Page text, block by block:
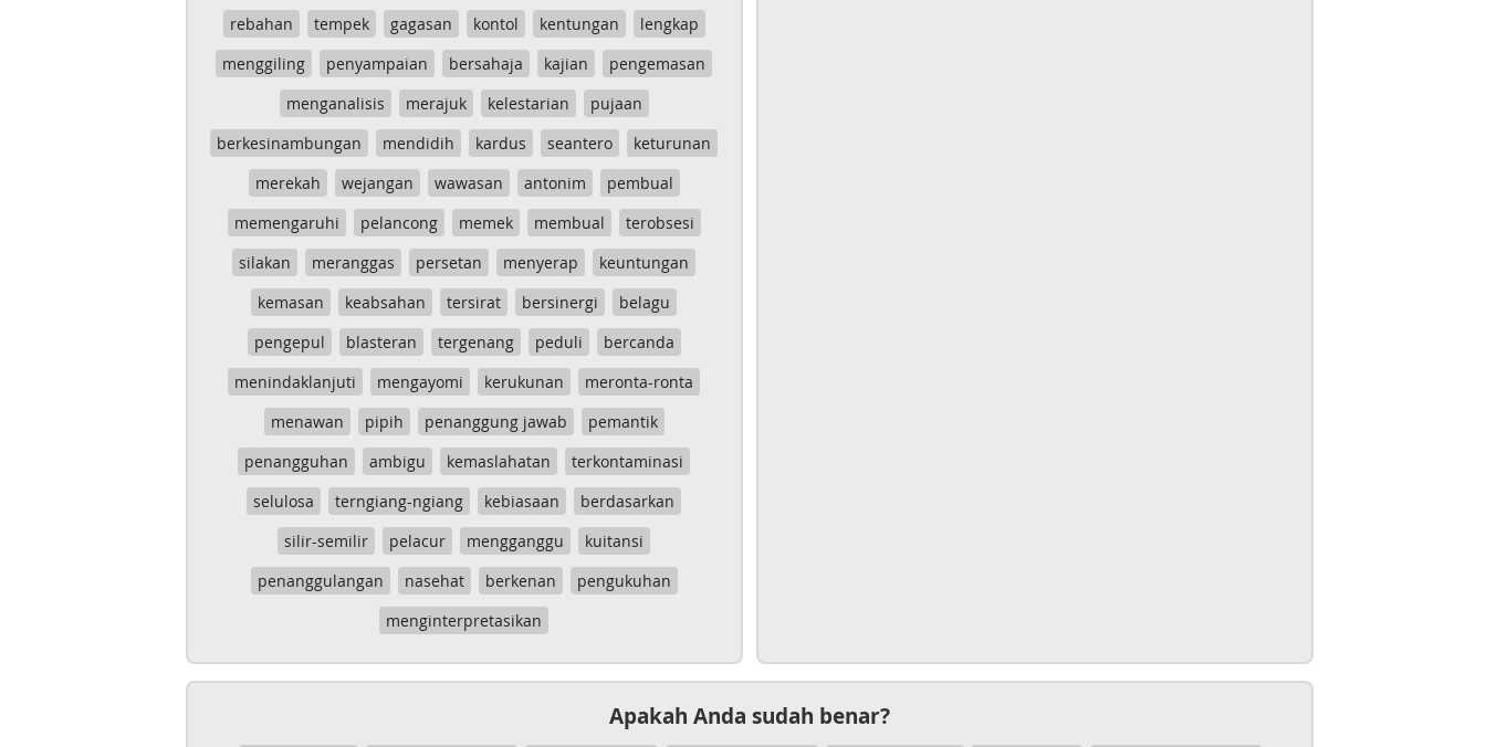
rebahan tempek gagasan kontol kentungan
lengkap
menggiling
penyampaian bersahaja kajian
pengemasan
menganalisis
merajuk kelestarian
pujaan
berkesinambungan
mendidih kardus seantero
keturunan
merekah
wejangan wawasan antonim
pembual
memengaruhi
pelancong memek membual
terobsesi
silakan
meranggas persetan menyerap
keuntungan
kemasan
keabsahan tersirat bersinergi
belagu
pengepul
blasteran tergenang peduli
bercanda
menindaklanjuti
mengayomi kerukunan
meronta-ronta
menawan
pipih penanggung jawab
pemantik
penangguhan
ambigu kemaslahatan
terkontaminasi
selulosa
terngiang-ngiang kebiasaan
berdasarkan
silir-semilir
pelacur mengganggu
kuitansi
penanggulangan
nasehat berkenan
pengukuhan
menginterpretasikan
Apakah Anda sudah benar?